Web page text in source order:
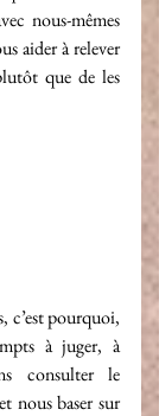
nous-mêmes
aider à relever
que de les
c’est pourquoi,
à juger, à
consulter le
nous baser sur